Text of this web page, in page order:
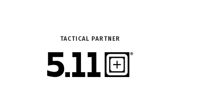
TACTICAL PARTNER